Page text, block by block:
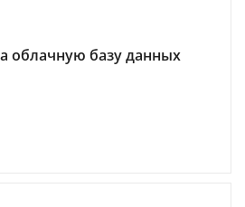
облачную базу данных